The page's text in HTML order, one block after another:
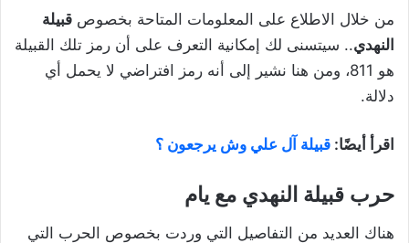
من خلال الاطلاع على المعلومات المتاحة بخصوص قبيلة
النهدي.. سيتسنى لك إمكانية التعرف على أن رمز تلك القبيلة
هو 811، ومن هنا نشير إلى أنه رمز افتراضي لا يحمل أي
دلالة.
اقرأ أيضًا: قبيلة آل علي وش يرجعون ؟
حرب قبيلة النهدي مع يام
هناك العديد من التفاصيل التي وردت بخصوص الحرب التي